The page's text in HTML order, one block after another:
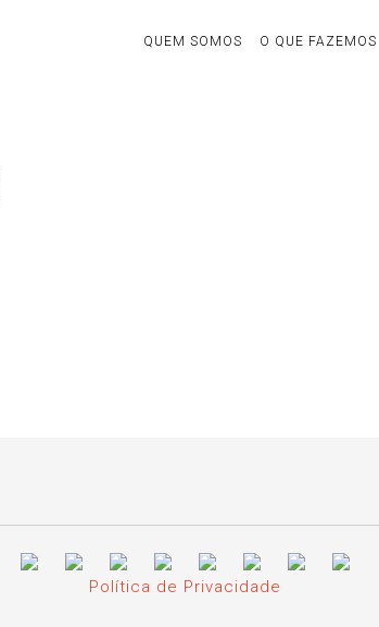
QUEM SOMOS O QUE FAZEMOS
Política de Privacidade